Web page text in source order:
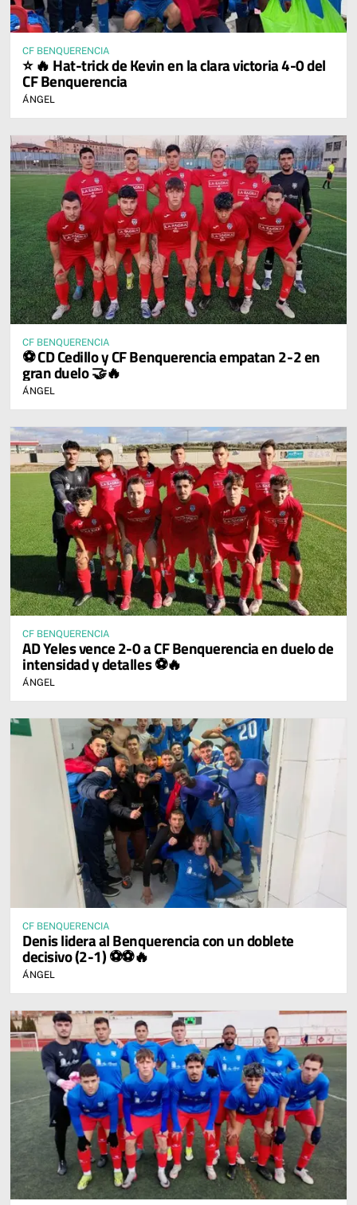
CF BENQUERENCIA
⭐ 🔥 Hat-trick de Kevin en la clara victoria 4-0 del
CF Benquerencia
ÁNGEL
CF BENQUERENCIA
⚽ CD Cedillo y CF Benquerencia empatan 2-2 en
gran duelo 🤝🔥
ÁNGEL
CF BENQUERENCIA
AD Yeles vence 2-0 a CF Benquerencia en duelo de
intensidad y detalles ⚽🔥
ÁNGEL
CF BENQUERENCIA
Denis lidera al Benquerencia con un doblete
decisivo (2-1) ⚽⚽🔥
ÁNGEL